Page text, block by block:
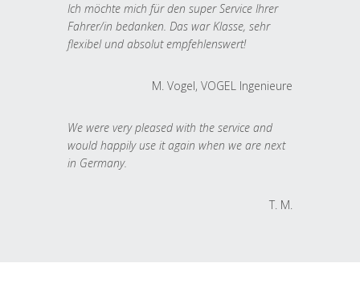
Ich möchte mich für den super Service Ihrer
Fahrer/in bedanken. Das war Klasse, sehr
flexibel und absolut empfehlenswert!
M. Vogel, VOGEL Ingenieure
We were very pleased with the service and
would happily use it again when we are next
in Germany.
T. M.